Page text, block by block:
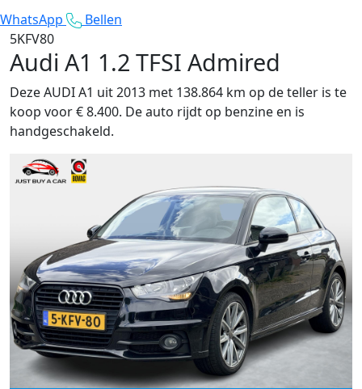
WhatsApp
Bellen
5KFV80
Audi A1 1.2 TFSI Admired
Deze AUDI A1 uit 2013 met 138.864 km op de teller is te
koop voor € 8.400. De auto rijdt op benzine en is
handgeschakeld.